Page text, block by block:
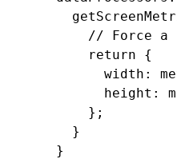
// Force a
      return
{
        width
:
        height
:
      };
    }
  }